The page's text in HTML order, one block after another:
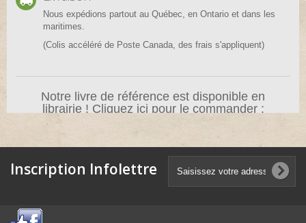
Nous expédions partout au Québec, en Ontario et dans les
maritimes.
(Colis accéléré de Poste Canada, des frais s'appliquent)
Notre livre de référence est disponible en
librairie ! Cliquez ici pour le commander :
Arbres et Arbustes Fruitiers pour le Québec
Inscription Infolettre